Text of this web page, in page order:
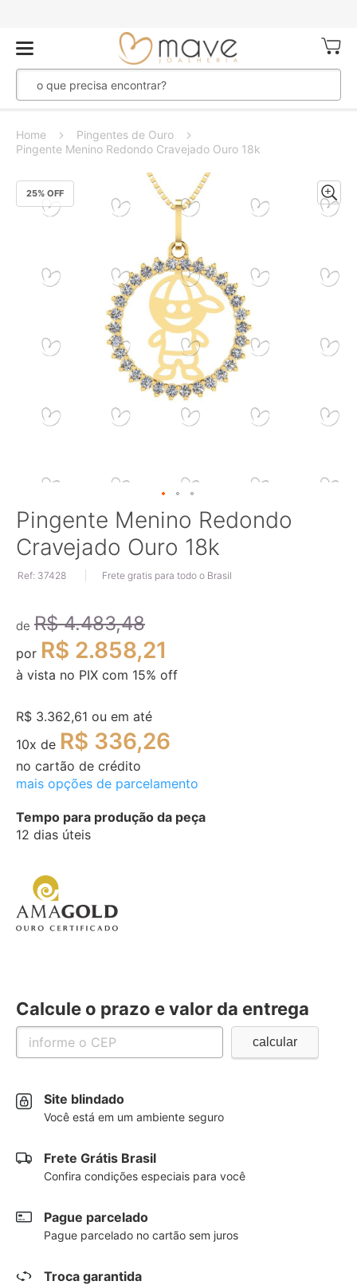
Meu
Home
Pingentes de Ouro
Pingente Menino Redondo Cravejado Ouro 18k
25% OFF
Pular
para
o
imagens
Saltar
para
o
da
imagens
Pingente Menino Redondo
Cravejado Ouro 18k
Ref: 37428 Frete gratis para todo o Brasil
de R$ 4.483,48
por R$ 2.858,21
à vista no PIX com 15% off
R$ 3.362,61 ou em até
10x de R$ 336,26
no cartão de crédito
mais opções de parcelamento
Tempo para produção da peça
12 dias úteis
Calcule o prazo e valor da entrega
Site blindado
Você está em um ambiente seguro
Frete Grátis Brasil
Confira condições especiais para você
Pague parcelado
Pague parcelado no cartão sem juros
Troca garantida